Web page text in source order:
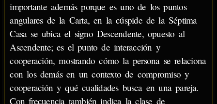
importante además porque es uno de los puntos
angulares de la Carta, en la cúspide de la Séptima
Casa se ubica el signo Descendente, opuesto al
Ascendente; es el punto de interacción y
cooperación, mostrando cómo la persona se relaciona
con los demás en un contexto de compromiso y
cooperación y qué cualidades busca en una pareja.
Con frecuencia también indica la clase de